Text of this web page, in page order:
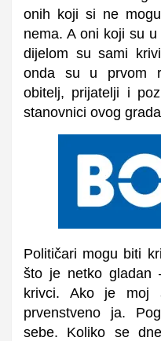
onih koji si ne
nema. A oni koji su
dijelom su sami
onda su u prvom
obitelj, prijatelji i
stanovnici ovog
Političari mogu biti
što je netko gladan
krivci. Ako je moj
prvenstveno ja.
sebe. Koliko se